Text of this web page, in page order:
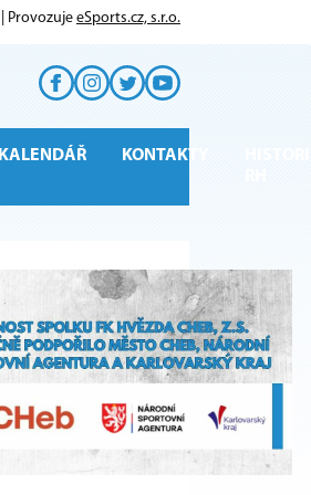
| Provozuje eSports.cz, s.r.o.
KALENDÁŘ KONTAKTY